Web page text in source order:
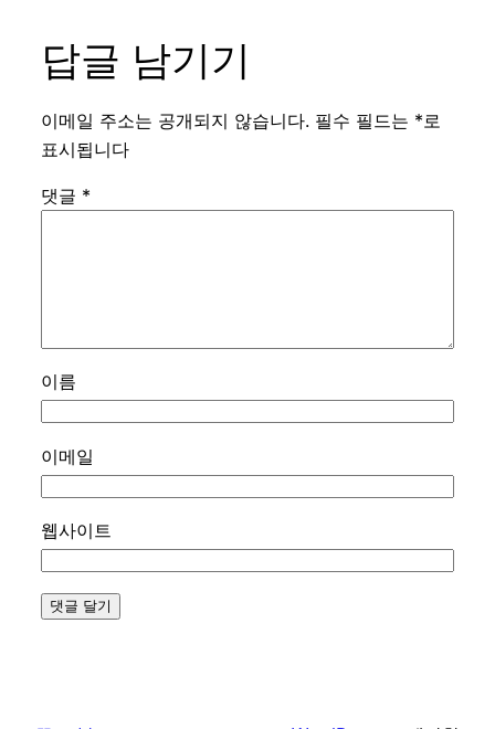
답글 남기기
이메일 주소는 공개되지 않습니다. 필수 필드는 *로
표시됩니다
댓글 *
이름
이메일
웹사이트